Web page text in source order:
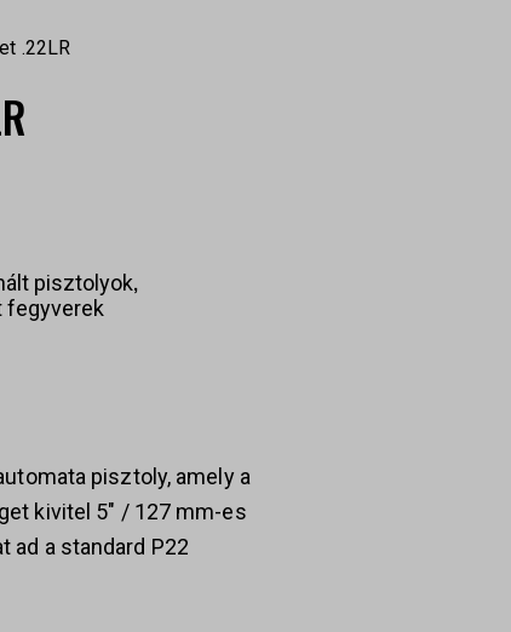
.22LR
pisztolyok,
fegyverek
pisztoly, amely a
kivitel 5″ / 127 mm-es
ad a standard P22